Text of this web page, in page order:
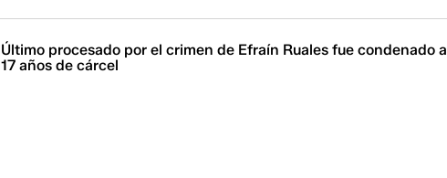
Último procesado por el crimen de Efraín Ruales fue condenado a
17 años de cárcel